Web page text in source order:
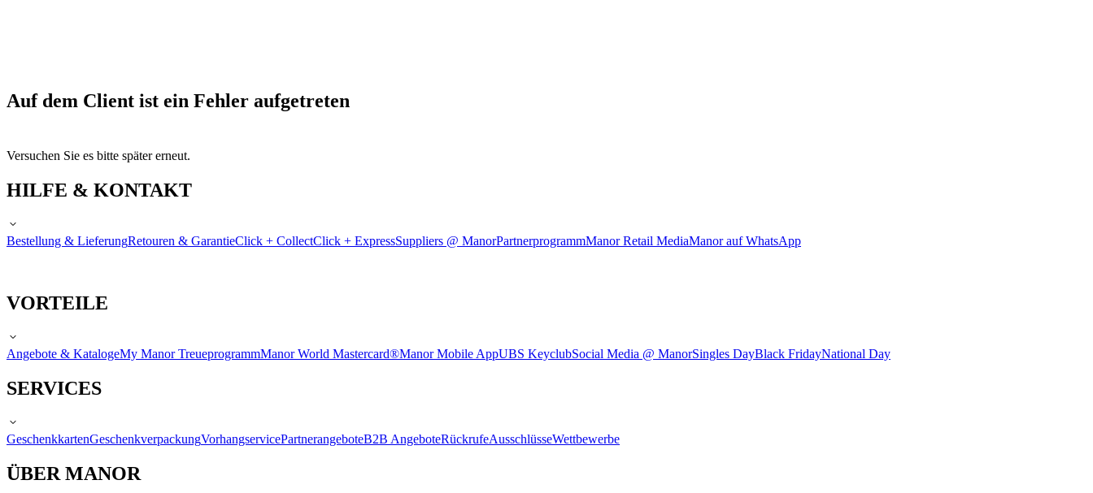
Auf dem Client ist ein Fehler aufgetreten
Versuchen Sie es bitte später erneut.
HILFE & KONTAKT
Bestellung & LieferungRetouren & GarantieClick + CollectClick + ExpressSuppliers @ ManorPartnerprogrammManor Retail MediaManor auf WhatsApp
VORTEILE
Angebote & KatalogeMy Manor TreueprogrammManor World Mastercard®Manor Mobile AppUBS KeyclubSocial Media @ ManorSingles DayBlack FridayNational Day
SERVICES
GeschenkkartenGeschenkverpackungVorhangservicePartnerangeboteB2B AngeboteRückrufeAusschlüsseWettbewerbe
ÜBER MANOR